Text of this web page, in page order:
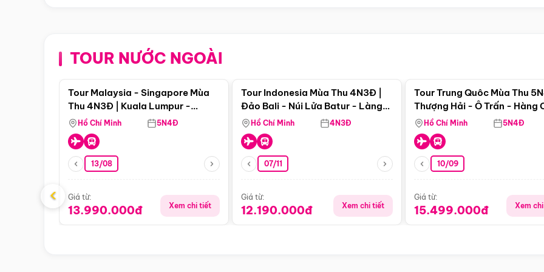
TOUR NƯỚC NGOÀI
Điểm nổi bật
Tour Malaysia - Singapore Mùa
Thu 4N3Đ | Kuala Lumpur -
Malacca - Johor Baru -
Singapore
Hồ Chí Minh 5N4Đ
13/08
Giá từ:
13.990.000đ Xem chi tiết
Tour Indonesia Mùa Thu 4N3Đ |
Đảo Bali - Núi Lửa Batur - Làng
Penglipuran
Hồ Chí Minh 4N3Đ
07/11
Giá từ:
12.190.000đ Xem chi tiết
Tour Trung Quôc Mùa Thu
Thượng Hải - Ô Trấn - Hàng
(Tour Không Shopping)
Hồ Chí Minh 5N4Đ
10/09
Giá từ:
15.499.000đ Xem
‹